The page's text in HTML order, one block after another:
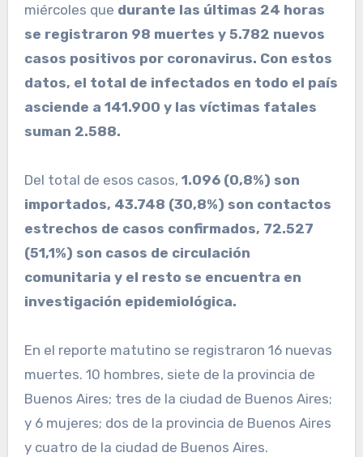
miércoles que durante las últimas 24 horas
se registraron 98 muertes y 5.782 nuevos
casos positivos por coronavirus. Con estos
datos, el total de infectados en todo el país
asciende a 141.900 y las víctimas fatales
suman 2.588.
Del total de esos casos, 1.096 (0,8%) son
importados, 43.748 (30,8%) son contactos
estrechos de casos confirmados, 72.527
(51,1%) son casos de circulación
comunitaria y el resto se encuentra en
investigación epidemiológica.
En el reporte matutino se registraron 16 nuevas
muertes. 10 hombres, siete de la provincia de
Buenos Aires; tres de la ciudad de Buenos Aires;
y 6 mujeres; dos de la provincia de Buenos Aires
y cuatro de la ciudad de Buenos Aires.